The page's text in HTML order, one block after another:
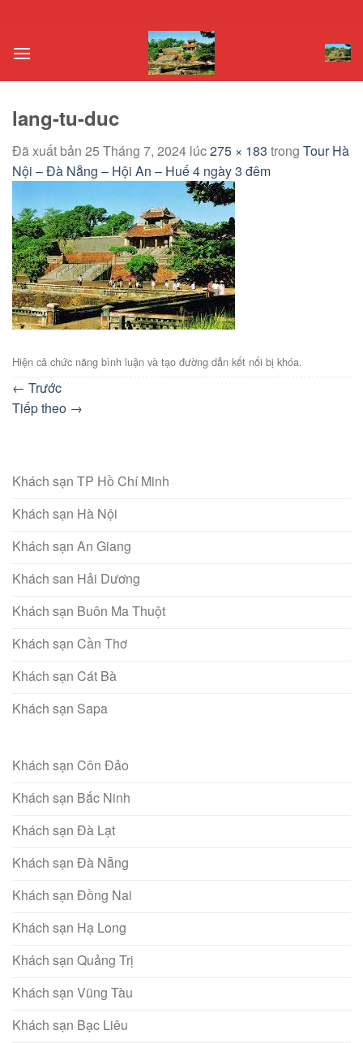
nội
lang-tu-duc
Đã xuất bản 25 Tháng 7, 2024 lúc275 × 183 trong Tour Hà
Nội – Đà Nẵng – Hội An – Huế 4 ngày 3 đêm
Hiện cả chức năng bình luận và tạo đường dẫn kết nối bị khóa.
← Trước
Tiếp theo →
Khách sạn TP Hồ Chí Minh
Khách sạn Hà Nội
Khách sạn An Giang
Khách san Hải Dương
Khách sạn Buôn Ma Thuột
Khách sạn Cần Thơ
Khách sạn Cát Bà
Khách sạn Sapa
Khách sạn Côn Đảo
Khách sạn Bắc Ninh
Khách sạn Đà Lạt
Khách sạn Đà Nẵng
Khách sạn Đồng Nai
Khách sạn Hạ Long
Khách sạn Quảng Trị
Khách sạn Vũng Tàu
Khách sạn Bạc Liêu